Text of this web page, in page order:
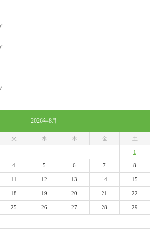
2026年8月
火 水 木 金 土
1
4 5 6 7 8
11 12 13 14 15
18 19 20 21 22
25 26 27 28 29